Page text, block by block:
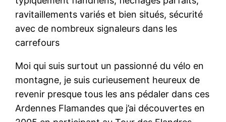
ravitaillements variés et bien situés, sécurité
avec de nombreux signaleurs dans les
carrefours
Moi qui suis surtout un passionné du vélo en
montagne, je suis curieusement heureux de
revenir presque tous les ans pédaler dans ces
Ardennes Flamandes que j’ai découvertes en